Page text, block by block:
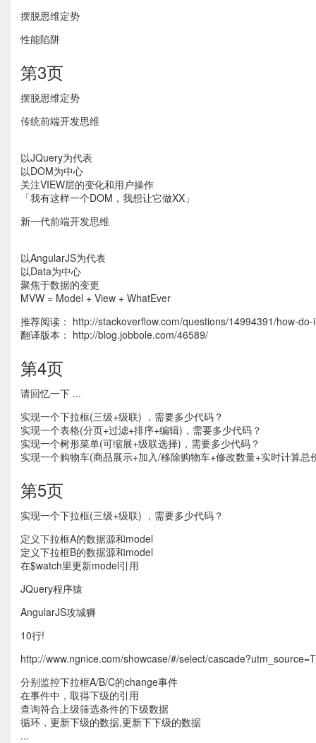
摆脱思维定势
性能陷阱
第3页
摆脱思维定势
传统前端开发思维
以JQuery为代表
以DOM为中心
关注VIEW层的变化和用户操作
「我有这样一个DOM，我想让它做XX」
新一代前端开发思维
以AngularJS为代表
以Data为中心
聚焦于数据的变更
MVW = Model + View + WhatEver
推荐阅读： http://stackoverflow.com/questions/14994391/how-
翻译版本： http://blog.jobbole.com/46589/
第4页
请回忆一下 ...
实现一个下拉框(三级+级联) ，需要多少代码？
实现一个表格(分页+过滤+排序+编辑)，需要多少代码？
实现一个树形菜单(可缩展+级联选择)，需要多少代码？
实现一个购物车(商品展示+加入/移除购物车+修改数量+实时计算总
第5页
实现一个下拉框(三级+级联) ，需要多少代码？
定义下拉框A的数据源和model
定义下拉框B的数据源和model
在$watch里更新model引用
JQuery程序猿
AngularJS攻城狮
10行!
http://www.ngnice.com/showcase/#/select/
分别监控下拉框A/B/C的change事件
在事件中，取得下级的引用
查询符合上级筛选条件的下级数据
循环，更新下级的数据,更新下下级的数据
...